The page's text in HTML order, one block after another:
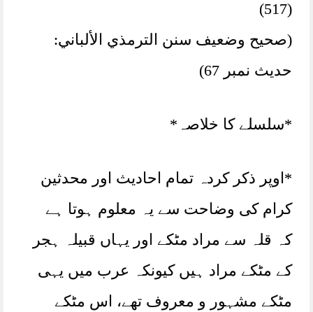
(517)
(صحيح وضعيف سنن الترمذي الألباني:
حديث نمبر 67)
*سلسلے کا خلاصہ*
*اوپر ذکر کردہ تمام احادیث اور محدثین
کرام کی وضاحت سے یہ معلوم ہوتا ہے
کہ قلہ سے مراد مٹکے اور یہاں قبیلہ ہجر
کے مٹکے مراد ہیں کیونکہ عرب میں یہی
مٹکے مشہور و معروف تھے، اس مٹکے